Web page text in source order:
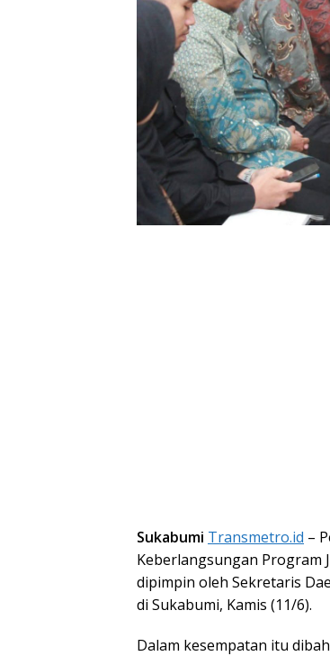
Sukabumi Transmetro.id –
Keberlangsungan Program
dipimpin oleh Sekretaris
di Sukabumi, Kamis (11/6).
Dalam kesempatan itu